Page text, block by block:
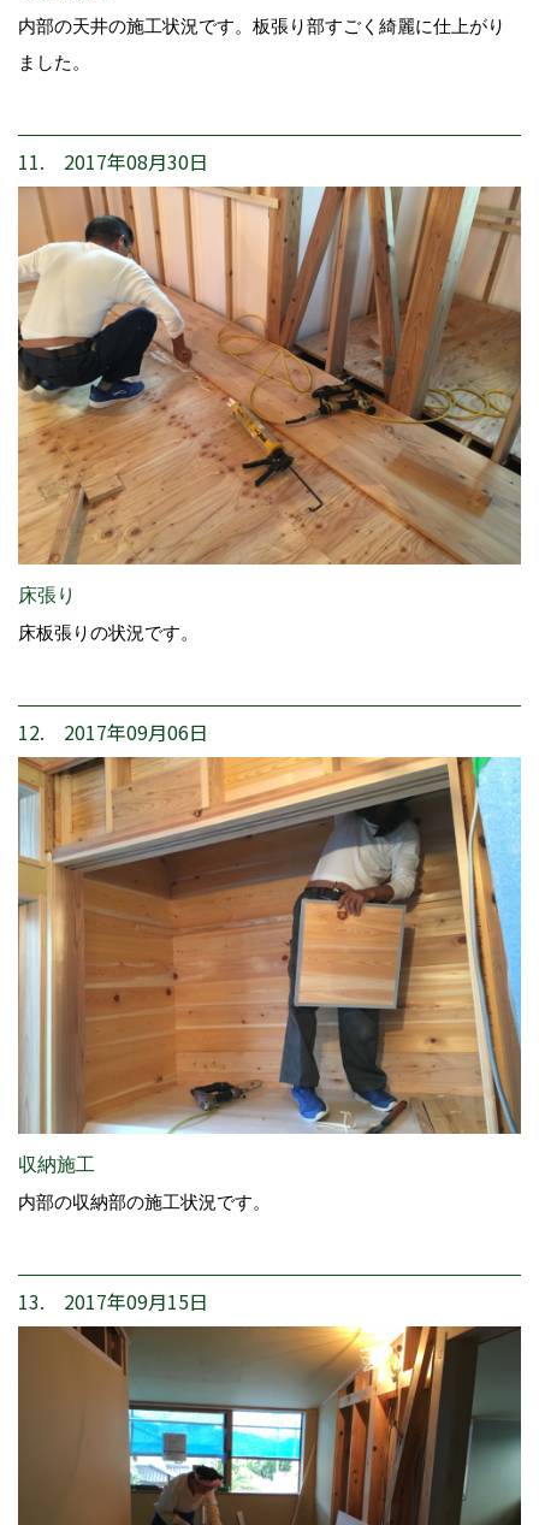
内部の天井の施工状況です。板張り部すごく綺麗に仕上がり
ました。
11. 2017年08月30日
床張り
床板張りの状況です。
12. 2017年09月06日
収納施工
内部の収納部の施工状況です。
13. 2017年09月15日